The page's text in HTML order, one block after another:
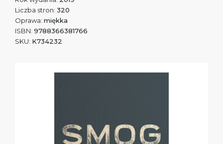
Liczba stron: 320
Oprawa: miękka
ISBN: 9788366381766
SKU: K734232